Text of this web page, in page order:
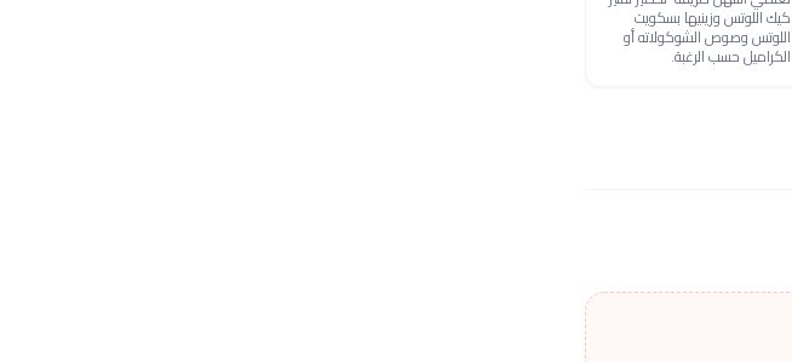
كيك اللوتس وزينيها بسكويت
اللوتس وصوص الشوكولاته أو
الكراميل حسب الرغبة.